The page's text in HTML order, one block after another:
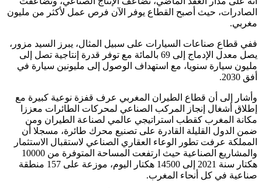
الصادرات، حيث أصبح القطاع يوفر الآن فرص عمل لأكثر من مليون
مغربي.
ففي قطاع صناعات السيارات على سبيل المثال، يبرز السيد مزور،
يصل معدل الإدماج إلى 69 بالمائة مع توفر قدرة إنتاجية تصل إلى
مليون سيارة سنويا، مع استهداف الوصول إلى مليونين سيارة في
أفق 2030.
وأشار إلى أن قطاع الطيران المغربي عرف قفزة نوعية كبيرة مع
إطلاق أشغال إنجاز المركب الصناعي لمحركات الطائرات معززا
مكانة المغرب كقطب استراتيجي عالمي لصناعة الطيران ومن
ضمن الدول القليلة القادرة على تصنيع محرك طائرة، مسجلا أن
المملكة عرفت تطور الوعاء العقاري الصناعي لاستقبال الاستثمار
والمشاريع الصناعية حيث ارتفعت المساحة المتوفرة من 10000
هكتار سنة 2021 إلى 14500 هكتار اليوم، موزعة على 157 منطقة
صناعية في كل أنحاء المغرب.